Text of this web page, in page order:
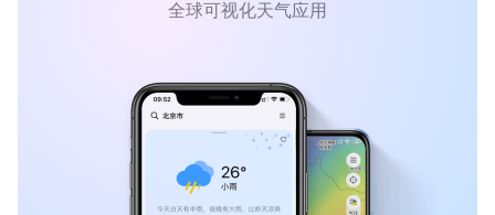
全球可视化天气应用